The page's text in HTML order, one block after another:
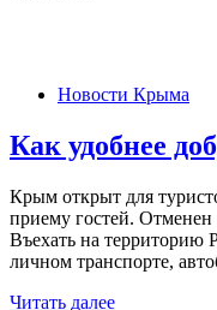
3.jpgНовости Крыма
Как удобнее
Крым открыт для
приему гостей.
Въехать на территорию
личном транспорте,
Читать далее